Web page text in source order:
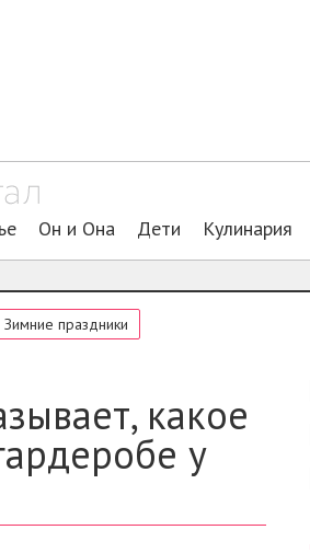
Он и Она Дети Кулинария
Зимние праздники
какое
у